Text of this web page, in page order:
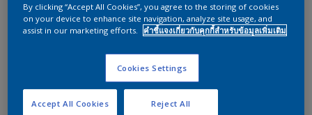
ลองใช้เครื่องคำนวณสีของเราแล้วหาคำตอบ
เครื่องคิดเลขสี
By clicking “Accept All Cookies”, you agree to the storing of cookies
on your device to enhance site navigation, analyze site usage, and
assist in our marketing efforts.
คำชี้แจงเกี่ยวกับคุกกี้สำหรับข้อมูลเพิ่มเติม
Cookies Settings
Reject All
Accept All Cookies